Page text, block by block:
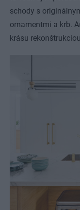
schody s
ornamentmi a krb.
krásu